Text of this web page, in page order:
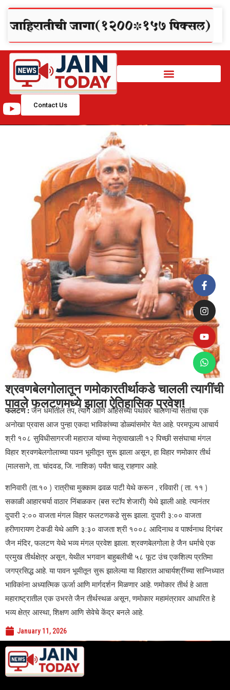
Contact Us
श्रवणबेलगोलातून णमोकारतीर्थाकडे चालली त्यागींची
पावले फलटणमध्ये झाला ऐतिहासिक प्रवेश!
फलटण :जैन धर्मातील तप, त्याग आणि अहिंसेच्या पथावर चालणाऱ्या संतांचा एक
अनोखा प्रवास आज पुन्हा एकदा भाविकांच्या डोळ्यांसमोर येत आहे. परमपूज्य आचार्य
श्री १०८ सुविधीसागरजी महाराज यांच्या नेतृत्वाखाली १२ पिच्छी ससंघाचा मंगल
विहार श्रवणबेलगोलाच्या पावन भूमीतून सुरू झाला असून, हा विहार णमोकार तीर्थ
(मालसाने, ता. चांदवड, जि. नाशिक) पर्यंत चालू राहणार आहे.
शनिवारी (ता.१० ) रात्रीचा मुक्काम ढवळ पाटी येथे करून , रविवारी ( ता. ११ )
सकाळी आहारचर्या वाठार निंबाळकर (बस स्टॉप शेजारी) येथे झाली आहे. त्यानंतर
दुपारी २:०० वाजता मंगल विहार फलटणकडे सुरू झाला. दुपारी ३:०० वाजता
हरीणारायण टेकडी येथे आणि ३:३० वाजता श्री १००८ आदिनाथ व पार्श्वनाथ दिगंबर
जैन मंदिर, फलटण येथे भव्य मंगल प्रवेश झाला. श्रवणबेलगोला हे जैन धर्माचे एक
प्रमुख तीर्थक्षेत्र असून, येथील भगवान बाहुबलीची ५८ फूट उंच एकशिल्प प्रतिमा
जगप्रसिद्ध आहे. या पावन भूमीतून सुरू झालेल्या या विहारात आचार्यश्रींच्या सान्निध्यात
भाविकांना अध्यात्मिक ऊर्जा आणि मार्गदर्शन मिळणार आहे. णमोकार तीर्थ हे आता
महाराष्ट्रातील एक उभरते जैन तीर्थस्थळ असून, णमोकार महामंत्रावर आधारित हे
भव्य क्षेत्र आस्था, शिक्षण आणि सेवेचे केंद्र बनले आहे.
January 11, 2026